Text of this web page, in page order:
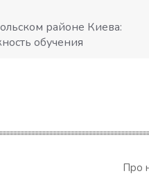
районе Киева:
обучения
Про